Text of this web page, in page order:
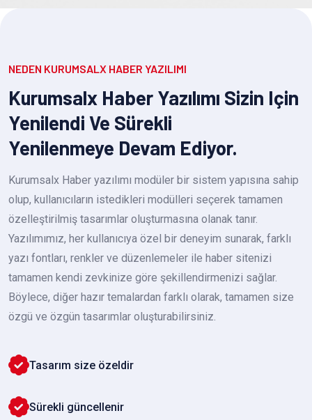
NEDEN KURUMSALX HABER YAZILIMI
Kurumsalx Haber Yazılımı Sizin Için
Yenilendi Ve Sürekli
Yenilenmeye Devam Ediyor.
Kurumsalx Haber yazılımı modüler bir sistem yapısına sahip
olup, kullanıcıların istedikleri modülleri seçerek tamamen
özelleştirilmiş tasarımlar oluşturmasına olanak tanır.
Yazılımımız, her kullanıcıya özel bir deneyim sunarak, farklı
yazı fontları, renkler ve düzenlemeler ile haber sitenizi
tamamen kendi zevkinize göre şekillendirmenizi sağlar.
Böylece, diğer hazır temalardan farklı olarak, tamamen size
özgü ve özgün tasarımlar oluşturabilirsiniz.
Tasarım size özeldir
Sürekli güncellenir